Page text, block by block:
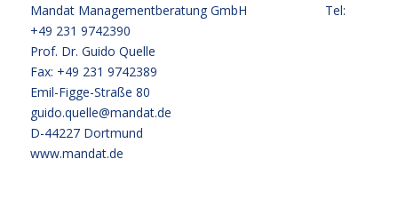
Mandat Managementberatung GmbH Tel:
+49 231 9742390
Prof. Dr. Guido Quelle
Fax: +49 231 9742389
Emil-Figge-Straße 80
guido.quelle@mandat.de
D-44227 Dortmund
www.mandat.de